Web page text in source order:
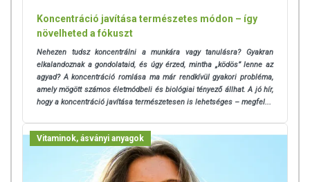
tápanyagokat. Bár az étrend-kiegészítők kedvező élettani hatással
rendelkezhetnek, amely egyénenként eltérő lehet, jelölésük,
készítményeknek betegséget megelőző vagy gyógyító hatást
tulajdonítani.
A termék nem helyettesíti a kiegyensúlyozott, vegyes étrendet és az
nem az orvosi kezelés helyettesítésére alkalmas! Betegség esetén
használatát beszélje meg kezelőorvosával. Az ajánlott napi
fogyasztási mennyiséget ne lépje túl! Ne szedje a készítményt, ha az
összetevők bármelyikére érzékeny vagy allergiás! Kisgyermektől
Koncentráció javítása természetes módon – így
növelheted a fókuszt
Nehezen tudsz koncentrálni a munkára vagy tanulásra? Gyakran
elkalandoznak a gondolataid, és úgy érzed, mintha „ködös” lenne az
agyad? A koncentráció romlása ma már rendkívül gyakori probléma,
amely mögött számos életmódbeli és biológiai tényező állhat.A jó hír,
hogy a koncentráció javítása természetesen is lehetséges – megfel...
Vitaminok, ásványi anyagok